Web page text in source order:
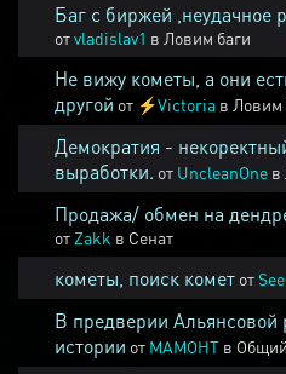
Баг с биржей ,неудачное
отvladislav1 в Ловим баги
Не вижу кометы, а они
другой от ⚡Victoria в Ловим
Демократия -
выработки. от UncleanOne в
Продажа/ обмен на
от Zakk в Сенат
кометы, поиск комет от
В предверии Альянсовой
истории от MAMOHT в